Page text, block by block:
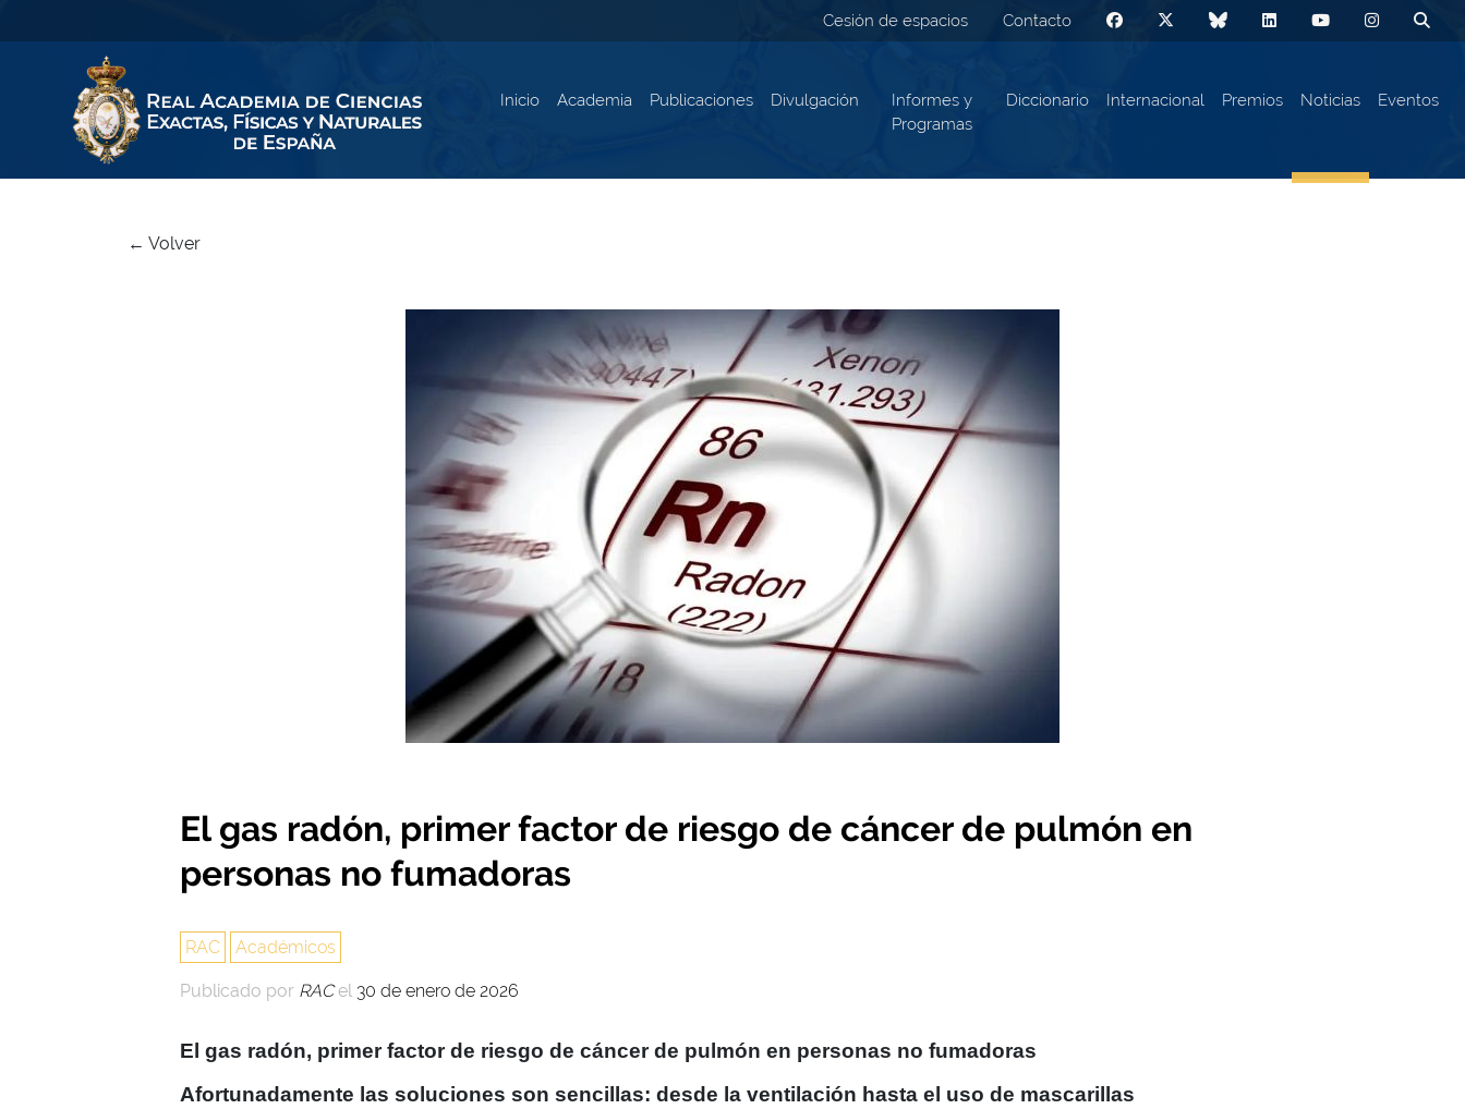
Cesión de espacios Contacto
Inicio Academia Publicaciones Divulgación
Informes y
Programas
Diccionario Internacional Premios Noticias Eventos
← Volver
El gas radón, primer factor de riesgo de cáncer de pulmón en
personas no fumadoras
RAC Académicos
Publicado por RACel 30 de enero de 2026
El gas radón, primer factor de riesgo de cáncer de pulmón en personas no fumadoras
Afortunadamente las soluciones son sencillas: desde la ventilación hasta el uso de mascarillas